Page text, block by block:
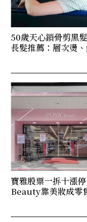
50歲天心鎖骨剪黑
長髮推薦：層次燙
寶雅股票一拆十漲
Beauty靠美妝成零